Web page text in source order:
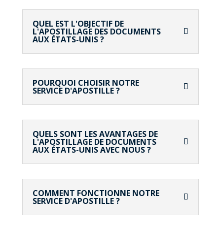
QUEL EST L'OBJECTIF DE
L'APOSTILLAGE DES DOCUMENTS
AUX ÉTATS-UNIS ?
POURQUOI CHOISIR NOTRE
SERVICE D'APOSTILLE ?
QUELS SONT LES AVANTAGES DE
L'APOSTILLAGE DE DOCUMENTS
AUX ÉTATS-UNIS AVEC NOUS ?
COMMENT FONCTIONNE NOTRE
SERVICE D'APOSTILLE ?